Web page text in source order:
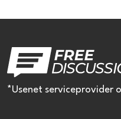
*Usenet serviceprovider